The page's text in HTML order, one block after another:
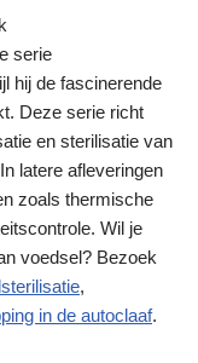
serie
hij de fascinerende
Deze serie richt
en sterilisatie van
latere afleveringen
zoals thermische
Wil je
voedsel? Bezoek
,
in de autoclaaf.